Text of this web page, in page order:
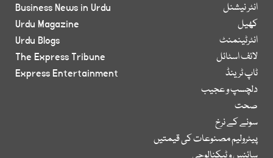
انٹر نیشنل
کھیل
انٹرٹینمنٹ
لائف اسٹائل
ٹاپ ٹرینڈ
دلچسپ و عجیب
صحت
سونے کے نرخ
پیٹرولیم مصنوعات کی قیمتیں
Business News in Urdu
Urdu Magazine
Urdu Blogs
The Express Tribune
Express Entertainment